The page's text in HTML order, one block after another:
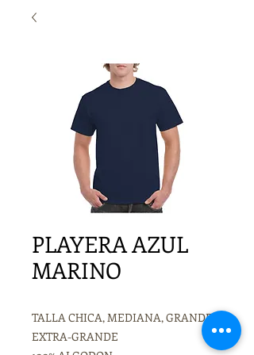
PLAYERA AZUL
MARINO
TALLA CHICA, MEDIANA, GRANDE Y
EXTRA-GRANDE